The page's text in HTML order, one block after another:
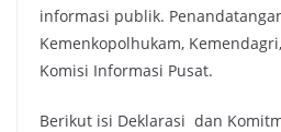
informasi publik.
Kemenkopolhukam,
Komisi Informasi Pusat.
Berikut isi Deklarasi dan